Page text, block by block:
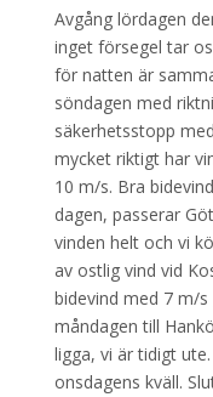
Avgång lördagen
inget försegel tar
för natten är
söndagen med
säkerhetsstopp
mycket riktigt har
10 m/s. Bra
dagen, passerar
vinden helt och vi
av ostlig vind vid
bidevind med 7 m/
måndagen till
ligga, vi är tidigt
onsdagens kväll.